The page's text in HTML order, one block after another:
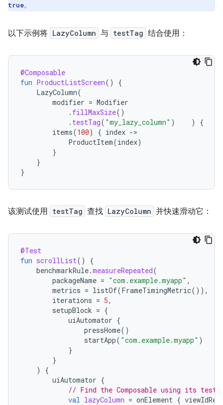
true。
以下示例将 LazyColumn 与 testTag 结合使用：
@Composable
fun ProductListScreen()
{
LazyColumn(
modifier = Modifier
. fillMaxSize()
. testTag( "my_lazy_column" ) )
{
items(100) { index -
ProductItem(index)
}
}
}
该测试使用 testTag 查找 LazyColumn 并快速滑动它：
@Test
fun scrollList()
{
benchmarkRule.measureRepeated(
packageName = "com.example.myapp" ,
metrics = listOf(FrameTimingMetric()),
iterations = 5,
setupBlock = {
uiAutomator {
pressHome()
startApp( "com.example.myapp" )
}
}
)
{
uiAutomator {
// Find the Composable using its
val lazyColumn = onElement {